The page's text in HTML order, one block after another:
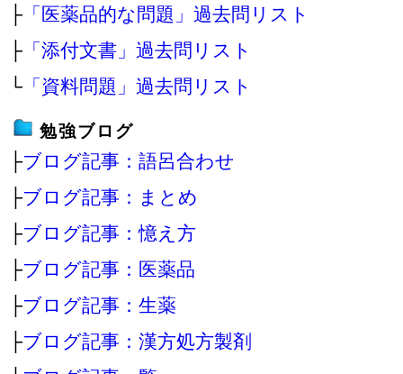
├ 「医薬品的な問題」過去問リスト
├ 「添付文書」過去問リスト
└ 「資料問題」過去問リスト
勉強ブログ
├ブログ記事：語呂合わせ
├ブログ記事：まとめ
├ブログ記事：憶え方
├ブログ記事：医薬品
├ブログ記事：生薬
├ブログ記事：漢方処方製剤